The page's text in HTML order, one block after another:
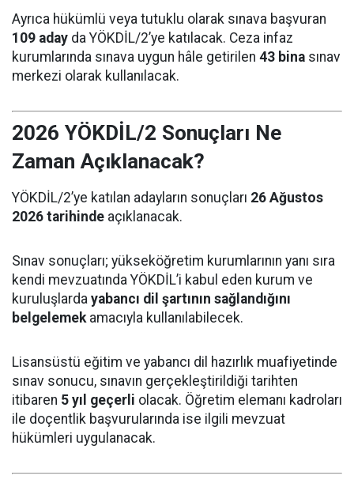
Ayrıca hükümlü veya tutuklu olarak sınava başvuran
109 aday da YÖKDİL/2’ye katılacak. Ceza infaz
kurumlarında sınava uygun hâle getirilen 43 bina sınav
merkezi olarak kullanılacak.
2026 YÖKDİL/2 Sonuçları Ne
Zaman Açıklanacak?
YÖKDİL/2’ye katılan adayların sonuçları 26 Ağustos
2026 tarihinde açıklanacak.
Sınav sonuçları; yükseköğretim kurumlarının yanı sıra
kendi mevzuatında YÖKDİL’i kabul eden kurum ve
kuruluşlarda yabancı dil şartının sağlandığını
belgelemekamacıyla kullanılabilecek.
Lisansüstü eğitim ve yabancı dil hazırlık muafiyetinde
sınav sonucu, sınavın gerçekleştirildiği tarihten
itibaren 5 yıl geçerli olacak. Öğretim elemanı kadroları
ile doçentlik başvurularında ise ilgili mevzuat
hükümleri uygulanacak.